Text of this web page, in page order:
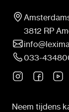
3812 RP
033-
Neem tijdens